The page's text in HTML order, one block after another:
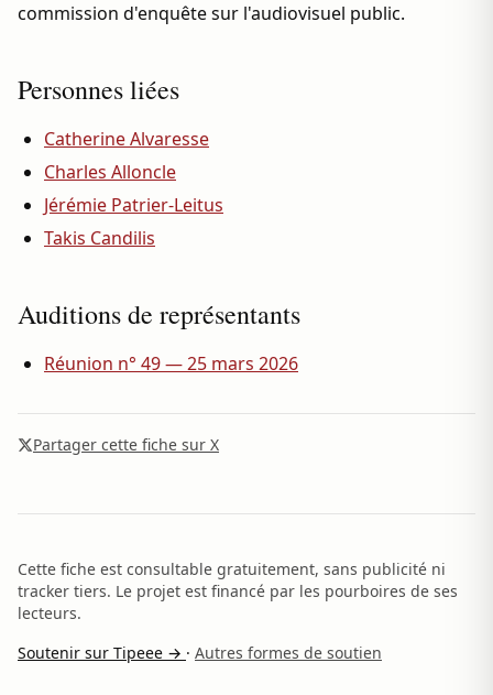
commission d'enquête sur l'audiovisuel public.
Personnes liées
Catherine Alvaresse
Charles Alloncle
Jérémie Patrier-Leitus
Takis Candilis
Auditions de représentants
Réunion n° 49 — 25 mars 2026
Partager cette fiche sur X
Cette fiche est consultable gratuitement, sans publicité ni
tracker tiers. Le projet est financé par les pourboires de ses
lecteurs.
Soutenir sur Tipeee → · Autres formes de soutien